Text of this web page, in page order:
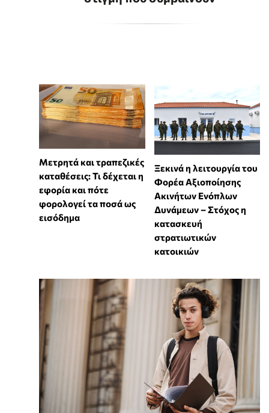
Μετρητά και τραπεζικές
καταθέσεις: Τι δέχεται η
εφορία και πότε
φορολογεί τα ποσά ως
εισόδημα
Ξεκινά η λειτουργία του
Φορέα Αξιοποίησης
Ακινήτων Ενόπλων
Δυνάμεων – Στόχος η
κατασκευή
στρατιωτικών
κατοικιών